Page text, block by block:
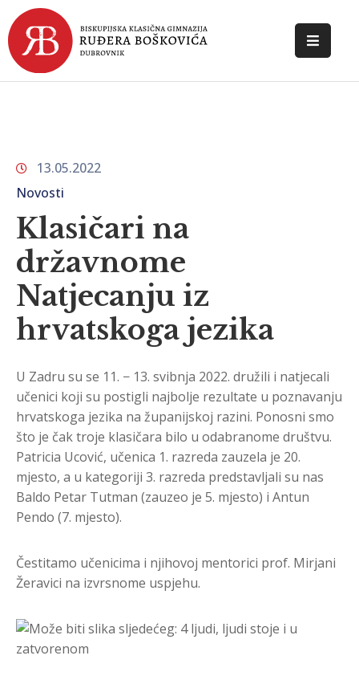
POČETNA
DOKUMENTI
KONTAKT
13.05.2022
Novosti
Klasičari na
državnome
Natjecanju iz
hrvatskoga jezika
U Zadru su se 11. − 13. svibnja 2022. družili i natjecali
učenici koji su postigli najbolje rezultate u poznavanju
hrvatskoga jezika na županijskoj razini. Ponosni smo
što je čak troje klasičara bilo u odabranome društvu.
Patricia Ucović, učenica 1. razreda zauzela je 20.
mjesto, a u kategoriji 3. razreda predstavljali su nas
Baldo Petar Tutman (zauzeo je 5. mjesto) i Antun
Pendo (7. mjesto).
Čestitamo učenicima i njihovoj mentorici prof. Mirjani
Žeravici na izvrsnome uspjehu.